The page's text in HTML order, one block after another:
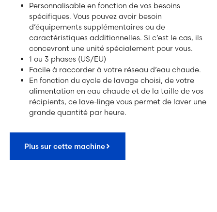
Personnalisable en fonction de vos besoins
spécifiques. Vous pouvez avoir besoin
d’équipements supplémentaires ou de
caractéristiques additionnelles. Si c’est le cas, ils
concevront une unité spécialement pour vous.
1 ou 3 phases (US/EU)
Facile à raccorder à votre réseau d’eau chaude.
En fonction du cycle de lavage choisi, de votre
alimentation en eau chaude et de la taille de vos
récipients, ce lave-linge vous permet de laver une
grande quantité par heure.
Plus sur cette machine